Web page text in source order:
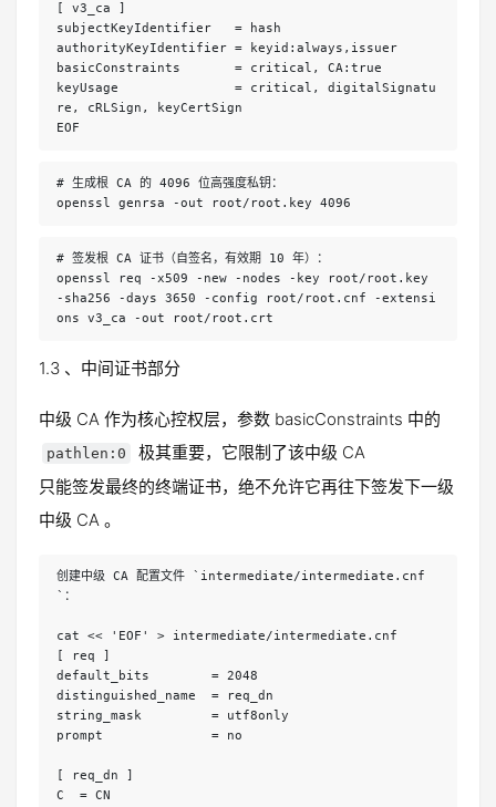
[ v3_ca ]
subjectKeyIdentifier   = hash
authorityKeyIdentifier = keyid:always,issuer
basicConstraints       = critical, CA:true
keyUsage               = critical, digitalSignatu
re, cRLSign, keyCertSign
EOF
# 生成根 CA 的 4096 位高强度私钥：
openssl genrsa -out root/root.key 4096
# 签发根 CA 证书（自签名，有效期 10 年）：
openssl req -x509 -new -nodes -key root/root.key
-sha256 -days 3650 -config root/root.cnf -extensi
ons v3_ca -out root/root.crt
1.3 、中间证书部分
中级 CA 作为核心控权层，参数 basicConstraints 中的
pathlen:0
极其重要，它限制了该中级 CA
只能签发最终的终端证书，绝不允许它再往下签发下一级
中级 CA 。
创建中级 CA 配置文件 `intermediate/intermediate.cnf
`：
cat << 'EOF' > intermediate/intermediate.cnf
[ req ]
default_bits        = 2048
distinguished_name  = req_dn
string_mask         = utf8only
prompt              = no
[ req_dn ]
C  = CN